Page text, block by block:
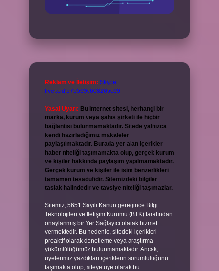
Reklam ve İletişim: Skype:
live:.cid.575569c608265c69
Yasal Uyarı: Bu internet sitesi, herhangi bir
marka, kurum veya şahıs şirketi ile hiçbir
bağlantısı bulunmamaktadır. Sitede yalnızca
kendi hazırladığımız makaleler
paylaşılmaktadır. Burada yer alan içerikler
haber niteliği taşımamakta olup, gerçek kurum
ve kişiler hakkında paylaşım yapılmamaktadır.
Gerçek kurum ve kişiler ile isim benzerlikleri
tamamen tesadüfidir. Sitemizdeki bilgiler
taslak halindedir ve tavsiye niteliği taşımazlar.
Sitemiz, 5651 Sayılı Kanun gereğince Bilgi
Teknolojileri ve İletişim Kurumu (BTK) tarafından
onaylanmış bir Yer Sağlayıcı olarak hizmet
vermektedir. Bu nedenle, sitedeki içerikleri
proaktif olarak denetleme veya araştırma
yükümlülüğümüz bulunmamaktadır. Ancak,
üyelerimiz yazdıkları içeriklerin sorumluluğunu
taşımakta olup, siteye üye olarak bu